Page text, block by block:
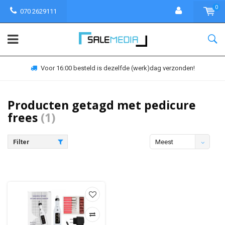
070 2629111
0
Voor 16:00 besteld is dezelfde (werk)dag verzonden!
Producten getagd met pedicure
frees (1)
Filter
Meest